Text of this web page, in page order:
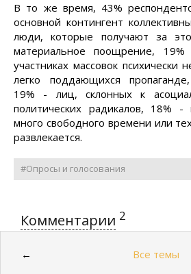
В то же время, 43%
основной контингент
люди, которые получают за
материальное поощрение,
участниках массовок психически
легко поддающихся
19% - лиц, склонных к
политических радикалов, 18% -
много свободного времени или
развлекается.
#Опросы и голосования
Комментарии 2
← Все темы